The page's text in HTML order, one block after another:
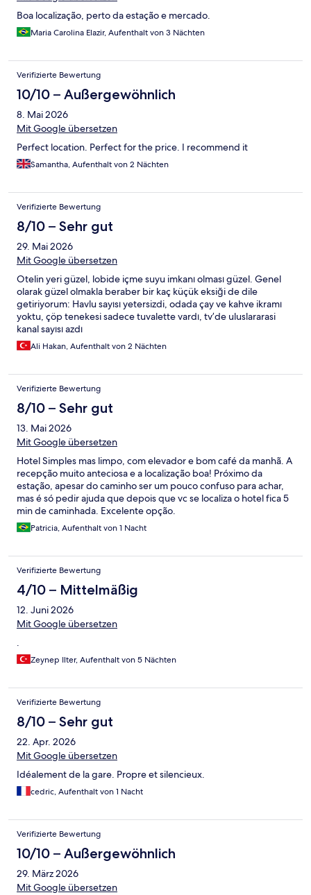
Boa localização, perto da estação e mercado.
Maria Carolina Elazir, Aufenthalt von 3 Nächten
Verifizierte Bewertung
10/10 – Außergewöhnlich
8. Mai 2026
Mit Google übersetzen
Perfect location. Perfect for the price. I recommend it
Samantha, Aufenthalt von 2 Nächten
Verifizierte Bewertung
8/10 – Sehr gut
29. Mai 2026
Mit Google übersetzen
Otelin yeri güzel, lobide içme suyu imkanı olması güzel. Genel
olarak güzel olmakla beraber bir kaç küçük eksiği de dile
getiriyorum: Havlu sayısı yetersizdi, odada çay ve kahve ikramı
yoktu, çöp tenekesi sadece tuvalette vardı, tv’de uluslararasi
kanal sayısı azdı
Ali Hakan, Aufenthalt von 2 Nächten
Verifizierte Bewertung
8/10 – Sehr gut
13. Mai 2026
Mit Google übersetzen
Hotel Simples mas limpo, com elevador e bom café da manhã. A
recepção muito anteciosa e a localização boa! Próximo da
estação, apesar do caminho ser um pouco confuso para achar,
mas é só pedir ajuda que depois que vc se localiza o hotel fica 5
min de caminhada. Excelente opção.
Patricia, Aufenthalt von 1 Nacht
Verifizierte Bewertung
4/10 – Mittelmäßig
12. Juni 2026
Mit Google übersetzen
.
Zeynep Ilter, Aufenthalt von 5 Nächten
Verifizierte Bewertung
8/10 – Sehr gut
22. Apr. 2026
Mit Google übersetzen
Idéalement de la gare. Propre et silencieux.
cedric, Aufenthalt von 1 Nacht
Verifizierte Bewertung
10/10 – Außergewöhnlich
29. März 2026
Mit Google übersetzen